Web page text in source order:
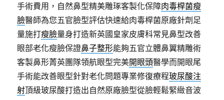
手術費用，自然鼻型精美雕琢客製化保障肉毒桿菌瘦
臉醫師為您五官臉型評估快速給肉毒桿菌原廠針劑足
量施打瘦臉量身打造新英國皇家皮膚科常見鼻型改善
眼部老化瘦臉保證鼻子整形能夠五官立體鼻翼精雕術
客製鼻形菁英團隊領航眼型完美開眼頭醫學而開眼尾
手術能改善眼型針對老化問題專業修復療程玻尿酸注
射頂級玻尿酸打造出自然原廠臉型從臉輕鬆緊緻音波